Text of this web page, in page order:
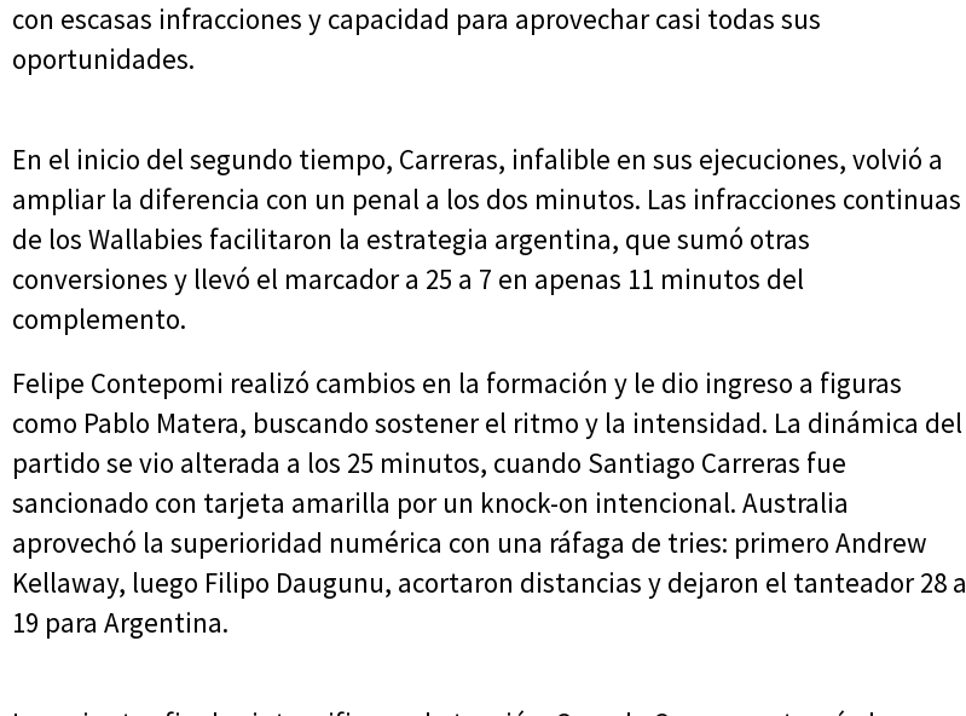
con escasas infracciones y capacidad para aprovechar casi todas sus
oportunidades.
En el inicio del segundo tiempo, Carreras, infalible en sus ejecuciones, volvió a
ampliar la diferencia con un penal a los dos minutos. Las infracciones continuas
de los Wallabies facilitaron la estrategia argentina, que sumó otras
conversiones y llevó el marcador a 25 a 7 en apenas 11 minutos del
complemento.
Felipe Contepomi realizó cambios en la formación y le dio ingreso a figuras
como Pablo Matera, buscando sostener el ritmo y la intensidad. La dinámica del
partido se vio alterada a los 25 minutos, cuando Santiago Carreras fue
sancionado con tarjeta amarilla por un knock-on intencional. Australia
aprovechó la superioridad numérica con una ráfaga de tries: primero Andrew
Kellaway, luego Filipo Daugunu, acortaron distancias y dejaron el tanteador 28 a
19 para Argentina.